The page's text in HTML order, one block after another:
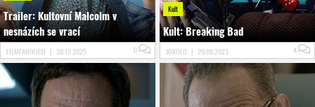
Trailer: Kultovní Malcolm v
nesnázích se vrací
FILMFANOUCH | 30.12.2025 0
Kult
Kult: Breaking Bad
JOKOLO | 29.09.2023 4